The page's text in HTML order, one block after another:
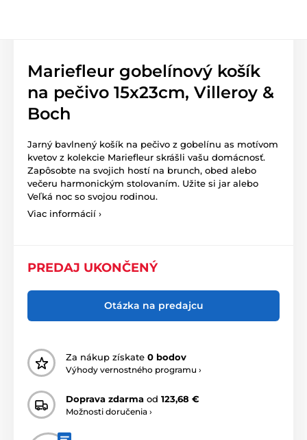
Mariefleur gobelínový košík
na pečivo 15x23cm, Villeroy &
Boch
Jarný bavlnený košík na pečivo z gobelínu as motívom
kvetov z kolekcie Mariefleur skrášli vašu domácnosť.
Zapôsobte na svojich hostí na brunch, obed alebo
večeru harmonickým stolovaním. Užite si jar alebo
Veľká noc so svojou rodinou.
Viac informácií ›
PREDAJ UKONČENÝ
Otázka na predajcu
Za nákup získate 0 bodov
Výhody vernostného programu ›
Doprava zdarma od 123,68 €
Možnosti doručenia ›